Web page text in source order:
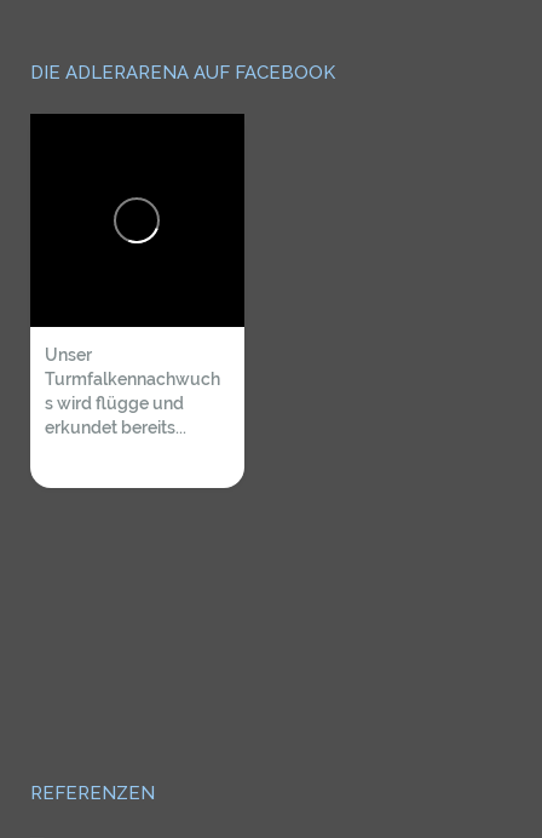
DIE ADLERARENA AUF FACEBOOK
Unser
Turmfalkennachwuch
s wird flügge und
erkundet bereits...
REFERENZEN